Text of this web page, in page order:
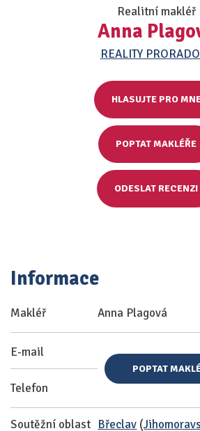
Realitní makléř
Anna
REALITY
HLASUJTE PRO
POPTAT MAKLÉŘE
ODESLAT RECENZI
Informace
Makléř Anna Plagová
E-mail
Telefon
POPTAT
Soutěžní oblast Břeclav (